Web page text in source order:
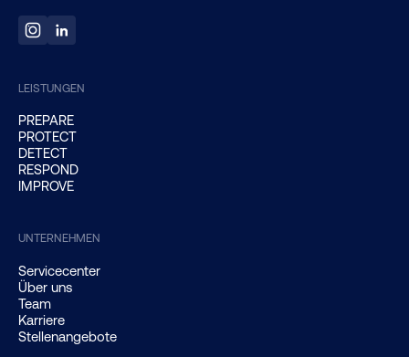
LEISTUNGEN
PREPARE
PROTECT
DETECT
RESPOND
IMPROVE
UNTERNEHMEN
Servicecenter
Über uns
Team
Karriere
Stellenangebote